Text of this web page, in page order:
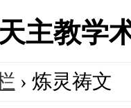
天主教学
› 炼灵祷文